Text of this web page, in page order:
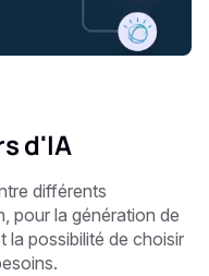
d'IA
différents
pour la génération de
la possibilité de choisir